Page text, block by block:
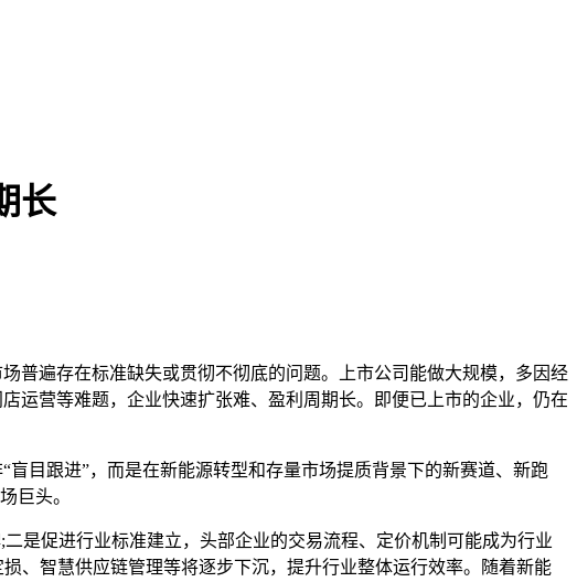
长
普遍存在标准缺失或贯彻不彻底的问题。上市公司能做大规模，多因经
运营等难题，企业快速扩张难、盈利周期长。即便已上市的企业，仍在
目跟进”，而是在新能源转型和存量市场提质背景下的新赛道、新跑
巨头。
是促进行业标准建立，头部企业的交易流程、定价机制可能成为行业
、智慧供应链管理等将逐步下沉，提升行业整体运行效率。随着新能